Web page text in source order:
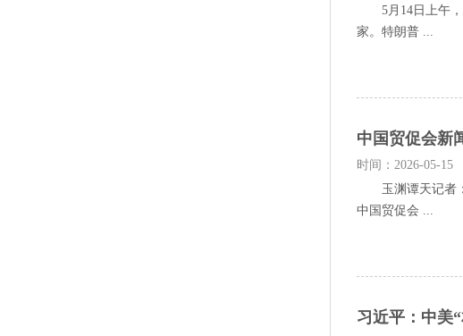
5月14日上午，
家。特朗普 ...
中国贸促会新
时间：2026-05-15
玉渊谭天记者：
中国贸促会 ...
习近平：中美